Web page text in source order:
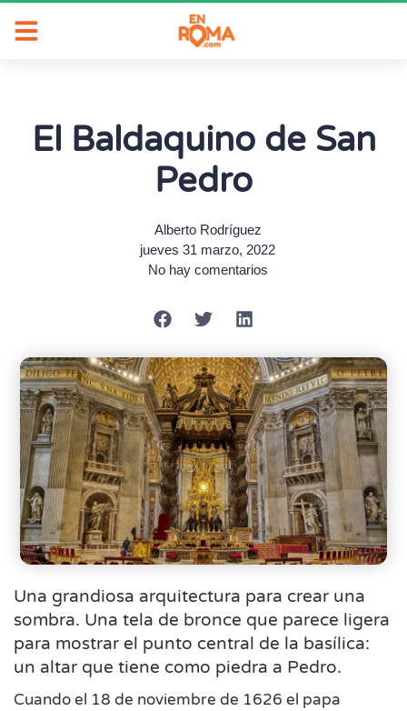
El Baldaquino de San
Pedro
Alberto Rodríguez
jueves 31 marzo, 2022
No hay comentarios
Una grandiosa arquitectura para crear una
sombra. Una tela de bronce que parece ligera
para mostrar el punto central de la basílica:
un altar que tiene como piedra a Pedro.
Cuando el 18 de noviembre de 1626 el papa